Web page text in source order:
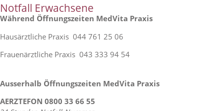
Notfall Erwachsene
Während Öffnungszeiten MedVita Praxis
Hausärztliche Praxis 044 761 25 06
Frauenärztliche Praxis 043 333 94 54
Ausserhalb Öffnungszeiten MedVita Praxis
AERZTEFON 0800 33 66 55